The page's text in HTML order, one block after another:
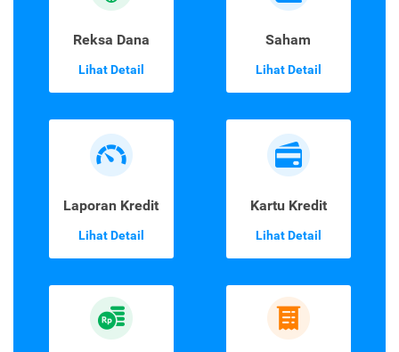
Reksa Dana
Lihat Detail
Saham
Lihat Detail
Laporan Kredit
Lihat Detail
Kartu Kredit
Lihat Detail